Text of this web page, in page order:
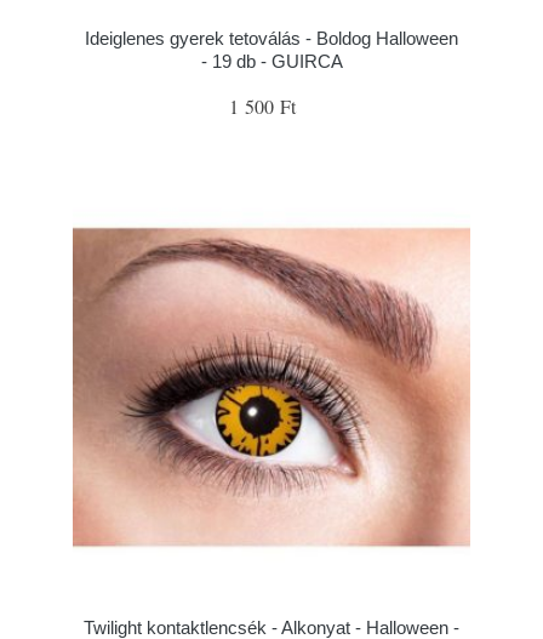
Ideiglenes gyerek tetoválás - Boldog Halloween
- 19 db - GUIRCA
1 500 Ft
Twilight kontaktlencsék - Alkonyat - Halloween -